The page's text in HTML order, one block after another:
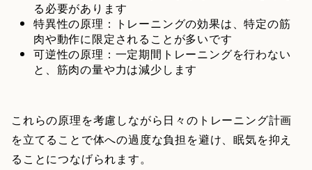
る必要があります
特異性の原理：トレーニングの効果は、特定の筋
肉や動作に限定されることが多いです
可逆性の原理：一定期間トレーニングを行わない
と、筋肉の量や力は減少します
これらの原理を考慮しながら日々のトレーニング計画
を立てることで体への過度な負担を避け、眠気を抑え
ることにつなげられます。